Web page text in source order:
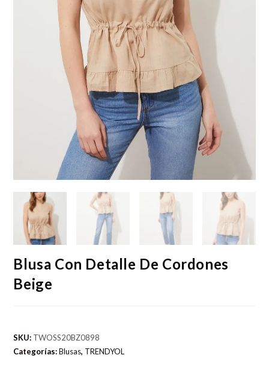
Blusa Con Detalle De Cordones
Beige
SKU: TWOSS20BZ0898
Categorías:Blusas, TRENDYOL